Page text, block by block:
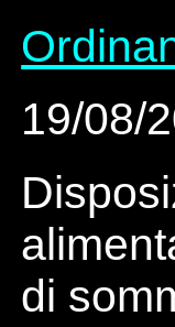
19/08/
di